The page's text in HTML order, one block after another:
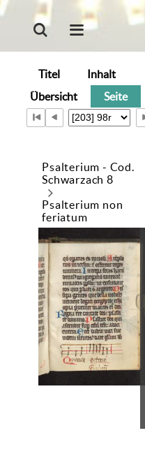
Titel
Inhalt
Übersicht
Seite
Psalterium - Cod.
Schwarzach 8
Psalterium non
feriatum